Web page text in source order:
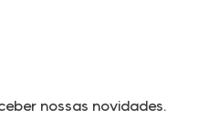
nossas novidades.